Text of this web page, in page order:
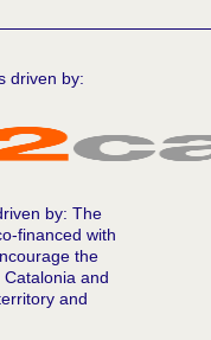
driven by:
by: The
financed with
the
and
and